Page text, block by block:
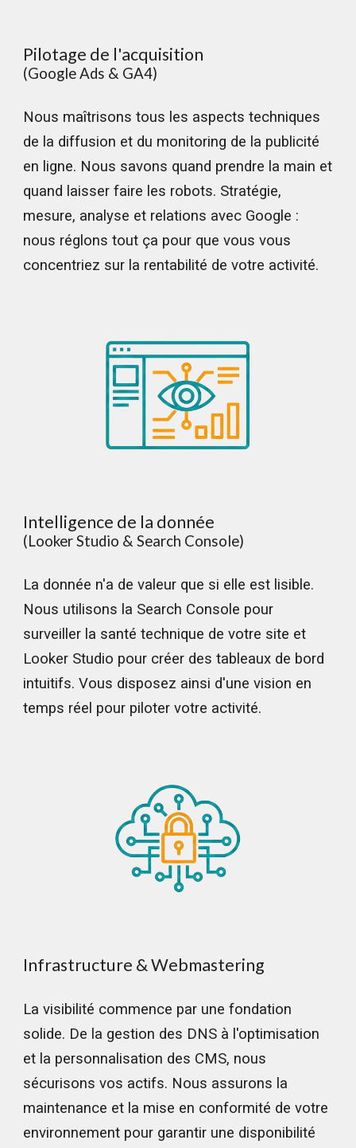
Pilotage de l'acquisition
(Google Ads & GA4)
Nous maîtrisons tous les aspects techniques
de la diffusion et du monitoring de la publicité
en ligne. Nous savons quand prendre la main et
quand laisser faire les robots. Stratégie,
mesure, analyse et relations avec Google :
nous réglons tout ça pour que vous vous
concentriez sur la rentabilité de votre activité.
Intelligence de la donnée
(Looker Studio & Search Console)
La donnée n'a de valeur que si elle est lisible.
Nous utilisons la Search Console pour
surveiller la santé technique de votre site et
Looker Studio pour créer des tableaux de bord
intuitifs. Vous disposez ainsi d'une vision en
temps réel pour piloter votre activité.
Infrastructure & Webmastering
La visibilité commence par une fondation
solide. De la gestion des DNS à l'optimisation
et la personnalisation des CMS, nous
sécurisons vos actifs. Nous assurons la
maintenance et la mise en conformité de votre
environnement pour garantir une disponibilité